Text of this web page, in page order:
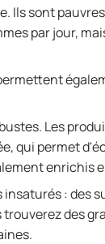
Ils sont
par jour,
Les
qui permet
enrichis
insaturés : des
des